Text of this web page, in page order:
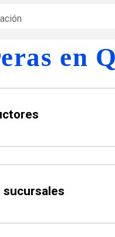
en
sucursales